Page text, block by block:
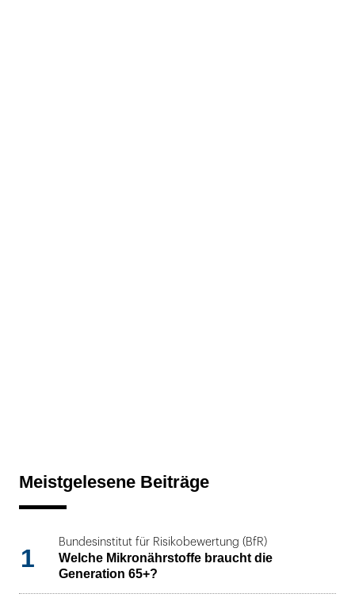
Meistgelesene Beiträge
1
Bundesinstitut für Risikobewertung (BfR)
Welche Mikronährstoffe braucht die
Generation 65+?